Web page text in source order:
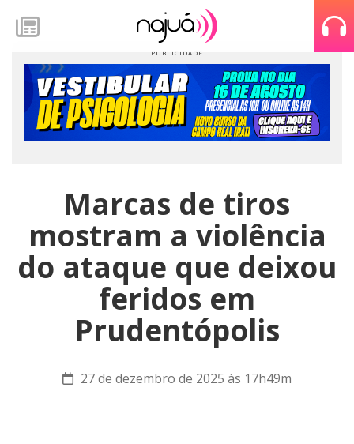
Marcas de tiros
mostram a violência
do ataque que deixou
feridos em
Prudentópolis
27 de dezembro de 2025 às 17h49m